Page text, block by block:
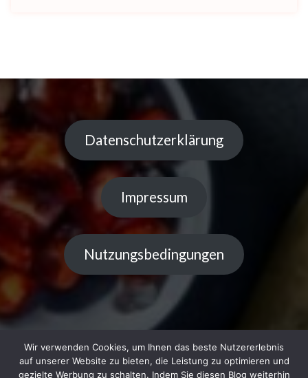
Datenschutzerklärung
Impressum
Nutzungsbedingungen
Wir verwenden Cookies, um Ihnen das beste Nutzererlebnis
auf unserer Website zu bieten, die Leistung zu optimieren und
gezielte Werbung zu schalten. Indem Sie diesen Blog weiterhin